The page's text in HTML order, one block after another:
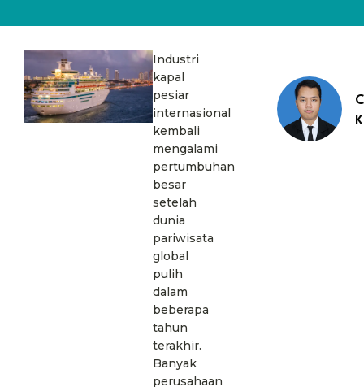
Industri
kapal
pesiar
internasional
kembali
mengalami
pertumbuhan
besar
setelah
dunia
pariwisata
global
pulih
dalam
beberapa
tahun
terakhir.
Banyak
perusahaan